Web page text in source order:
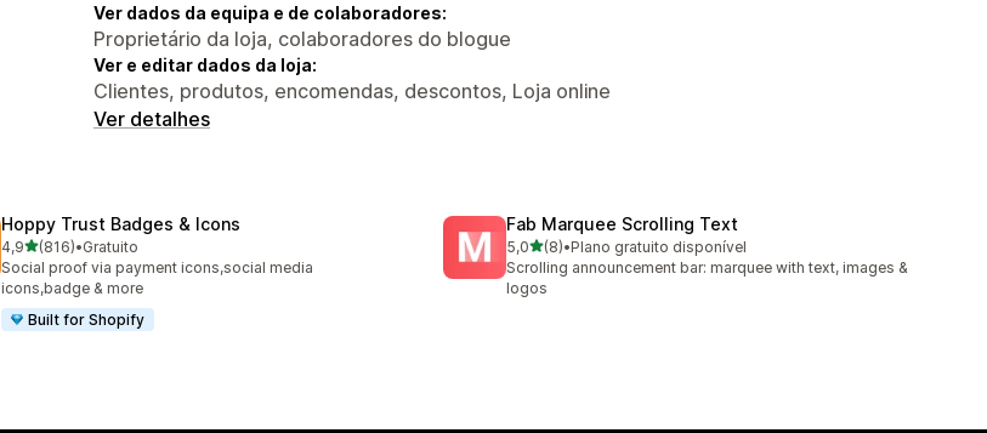
Ver dados da equipa e de colaboradores:
Proprietário da loja, colaboradores do blogue
Ver e editar dados da loja:
Clientes, produtos, encomendas, descontos, Loja online
Ver detalhes
Hoppy Trust Badges & Icons
4,9de 5 estrelas
(816)
816 total de avaliações
•Gratuito
Social proof via payment icons,social media
icons,badge & more
Built for Shopify
Fab Marquee Scrolling Text
5,0de 5 estrelas
(8)
8 total de avaliações
•Plano gratuito disponível
Scrolling announcement bar: marquee with text, images &
logos